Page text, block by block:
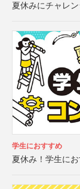
夏休みにチャレ
学生におすすめ
夏休み！学生に